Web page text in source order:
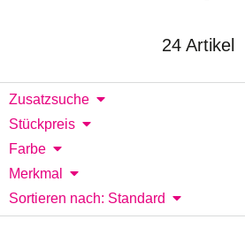
24 Artikel
Zusatzsuche
Stückpreis
Farbe
Merkmal
Sortieren nach: Standard